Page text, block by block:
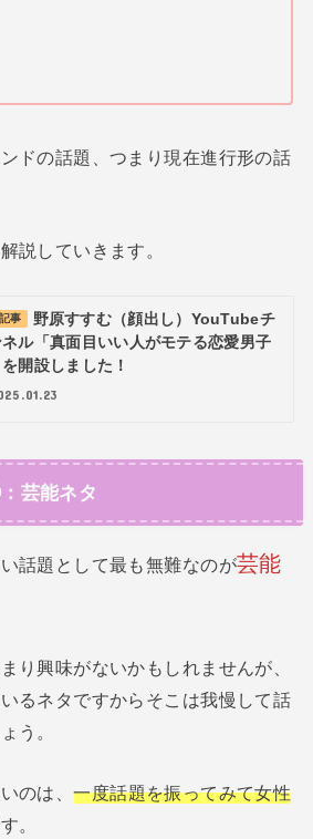
ドの話題、つまり現在進行形の話
説していきます。
事
野原すすむ（顔出し）YouTubeチ
ネル「真面目いい人がモテる恋愛男子
開設しました！
芸能ネタ
話題として最も無難なのが芸能
り興味がないかもしれませんが、
るネタですからそこは我慢して話
う。
のは、一度話題を振ってみて女性
。